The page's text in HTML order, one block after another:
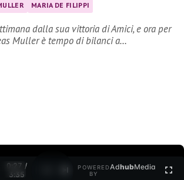
MARIA DE FILIPPI
dalla sua vittoria di Amici, e ora per
Muller è tempo di bilanci a…
0:27 /
3:35
POWERED
BY
AdhubMedia